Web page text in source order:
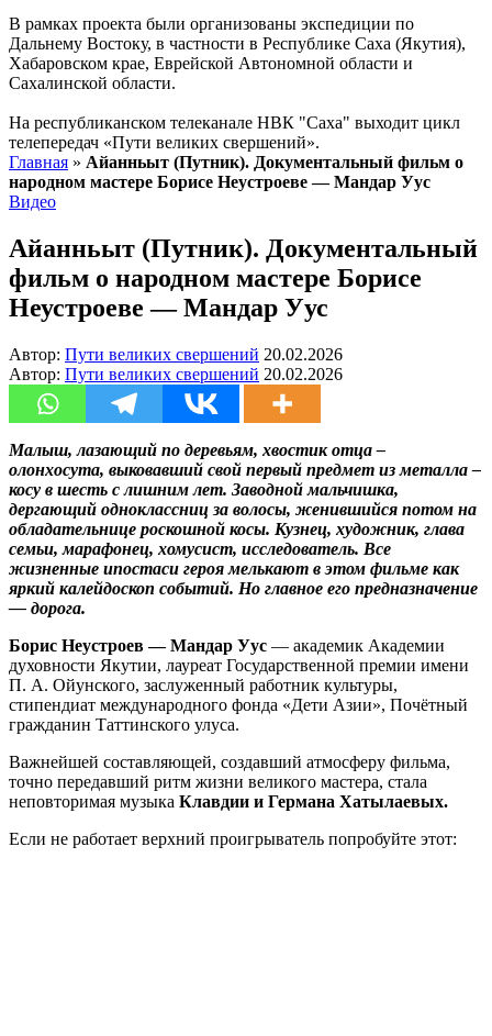
В рамках проекта были организованы экспедиции по
Дальнему Востоку, в частности в Республике Саха (Якутия),
Хабаровском крае, Еврейской Автономной области и
Сахалинской области.
На республиканском телеканале НВК "Саха" выходит цикл
телепередач «Пути великих свершений».
Главная » Айанньыт (Путник). Документальный фильм о
народном мастере Борисе Неустроеве — Мандар Уус
Видео
Айанньыт (Путник). Документальный
фильм о народном мастере Борисе
Неустроеве — Мандар Уус
Автор: Пути великих свершений 20.02.2026
Автор: Пути великих свершений 20.02.2026
Малыш, лазающий по деревьям, хвостик отца –
олонхосута, выковавший свой первый предмет из металла –
косу в шесть с лишним лет. Заводной мальчишка,
дергающий одноклассниц за волосы, женившийся потом на
обладательнице роскошной косы. Кузнец, художник, глава
семьи, марафонец, хомусист, исследователь. Все
жизненные ипостаси героя мелькают в этом фильме как
яркий калейдоскоп событий. Но главное его предназначение
— дорога.
Борис Неустроев — Мандар Уус — академик Академии
духовности Якутии, лауреат Государственной премии имени
П. А. Ойунского, заслуженный работник культуры,
стипендиат международного фонда «Дети Азии», Почётный
гражданин Таттинского улуса.
Важнейшей составляющей, создавший атмосферу фильма,
точно передавший ритм жизни великого мастера, стала
неповторимая музыка Клавдии и Германа Хатылаевых.
Если не работает верхний проигрыватель попробуйте этот: